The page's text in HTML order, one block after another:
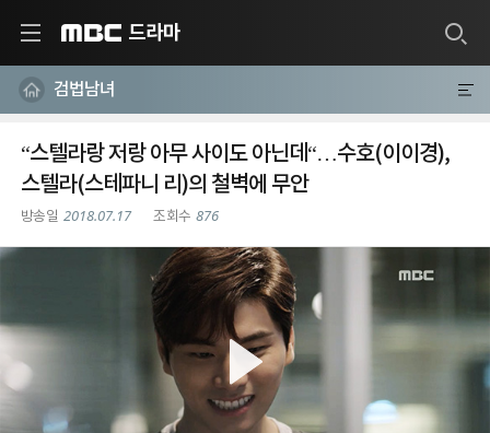
드라마
검법남녀
“스텔라랑 저랑 아무 사이도 아닌데“…수호(이이경),
스텔라(스테파니 리)의 철벽에 무안
2018.07.17 876